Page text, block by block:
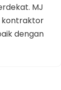
MJ
kontraktor
dengan